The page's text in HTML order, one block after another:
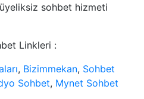
sohbet hizmeti
Linkleri :
, Bizimmekan, Sohbet
Sohbet, Mynet Sohbet